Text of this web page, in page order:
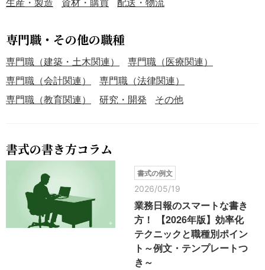
専門職・その他の職種
専門職（建築・土木関連）
専門職（医療関連）
専門職（会計関連）
専門職（法律関連）
専門職（教育関連）
研究・開発 その他
書式の書き方コラム
書式の例文
2026/05/19
業務日報のスマートな書き
方！ 【2026年版】効率化
テクニックと職種別ポイン
ト～例文・テンプレートつ
き～